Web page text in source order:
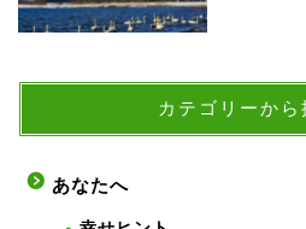
カテゴリーから
あなたへ